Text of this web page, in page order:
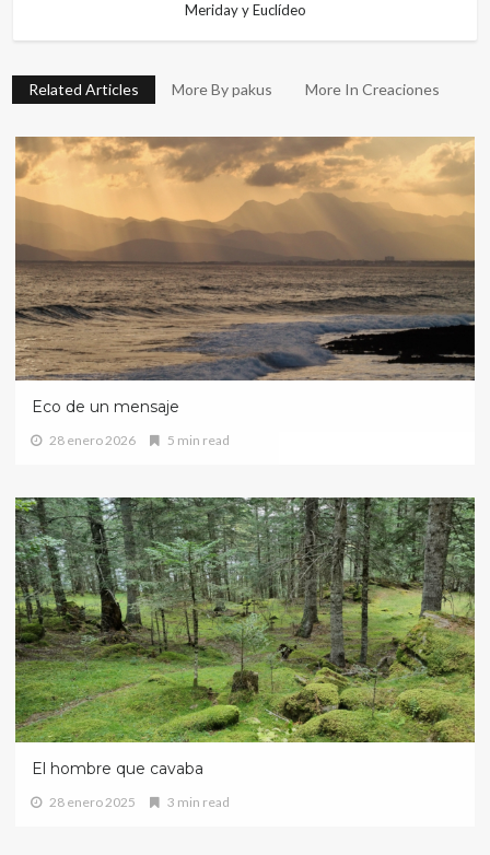
Meriday y Euclídeo
Related Articles More By pakus More In Creaciones
Eco de un mensaje
28 enero 2026 5 min read
El hombre que cavaba
28 enero 2025 3 min read